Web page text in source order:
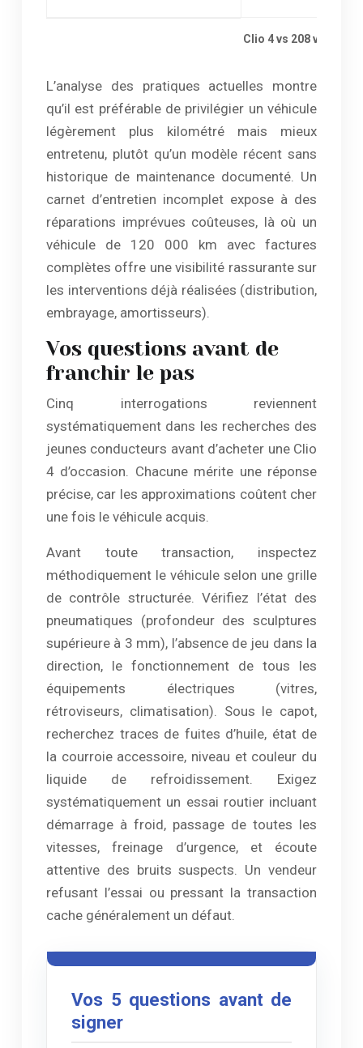
Clio 4 vs 208 vs
L’analyse des pratiques actuelles montre
qu’il est préférable de privilégier un véhicule
légèrement plus kilométré mais mieux
entretenu, plutôt qu’un modèle récent sans
historique de maintenance documenté. Un
carnet d’entretien incomplet expose à des
réparations imprévues coûteuses, là où un
véhicule de 120 000 km avec factures
complètes offre une visibilité rassurante sur
les interventions déjà réalisées (distribution,
embrayage, amortisseurs).
Vos questions avant de
franchir le pas
Cinq interrogations reviennent
systématiquement dans les recherches des
jeunes conducteurs avant d’acheter une Clio
4 d’occasion. Chacune mérite une réponse
précise, car les approximations coûtent cher
une fois le véhicule acquis.
Avant toute transaction, inspectez
méthodiquement le véhicule selon une grille
de contrôle structurée. Vérifiez l’état des
pneumatiques (profondeur des sculptures
supérieure à 3 mm), l’absence de jeu dans la
direction, le fonctionnement de tous les
équipements électriques (vitres,
rétroviseurs, climatisation). Sous le capot,
recherchez traces de fuites d’huile, état de
la courroie accessoire, niveau et couleur du
liquide de refroidissement. Exigez
systématiquement un essai routier incluant
démarrage à froid, passage de toutes les
vitesses, freinage d’urgence, et écoute
attentive des bruits suspects. Un vendeur
refusant l’essai ou pressant la transaction
cache généralement un défaut.
Vos 5 questions avant de
signer